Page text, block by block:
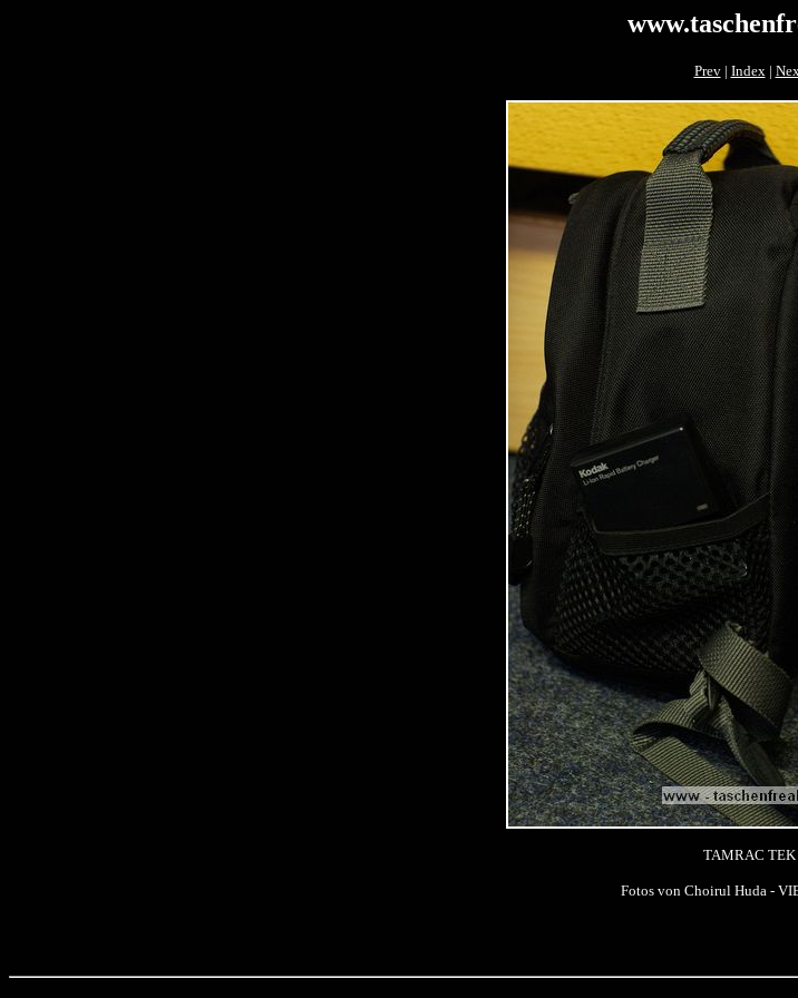
Prev| Index|
TAMRAC TEK
Fotos von Choirul Huda -